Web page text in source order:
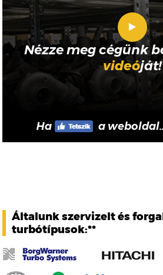
Nézze meg cégünk
videóját!
Ha a
Általunk szervizelt és
turbótípusok:**